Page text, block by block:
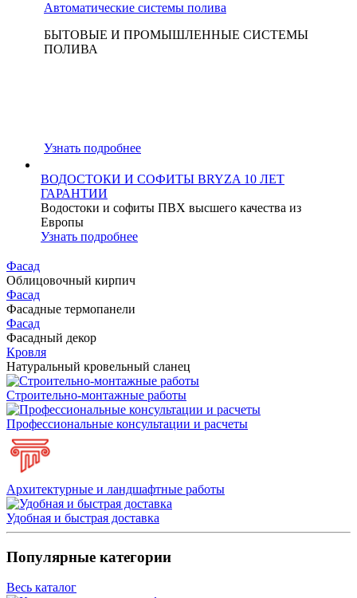
Автоматические системы полива
БЫТОВЫЕ И ПРОМЫШЛЕННЫЕ СИСТЕМЫ
ПОЛИВА
Узнать подробнее
ВОДОСТОКИ И СОФИТЫ BRYZA 10 ЛЕТ
ГАРАНТИИ
Водостоки и софиты ПВХ высшего качества из
Европы
Узнать подробнее
Фасад
Облицовочный кирпич
Фасад
Фасадные термопанели
Фасад
Фасадный декор
Кровля
Натуральный кровельный сланец
Строительно-монтажные работы
Профессиональные консультации и расчеты
Архитектурные и ландшафтные работы
Удобная и быстрая доставка
Популярные категории
Весь каталог